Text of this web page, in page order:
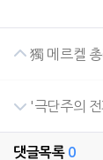
獨 메르켈
'극단주의
댓글목록 0